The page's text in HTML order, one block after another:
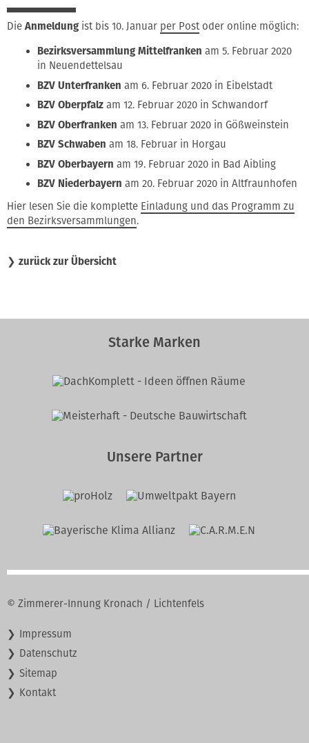
Die Anmeldung ist bis 10. Januar per Postoder online möglich:
Bezirksversammlung Mittelfranken am 5. Februar 2020
in Neuendettelsau
BZV Unterfranken am 6. Februar 2020 in Eibelstadt
BZV Oberpfalz am 12. Februar 2020 in Schwandorf
BZV Oberfranken am 13. Februar 2020 in Gößweinstein
BZV Schwaben am 18. Februar in Horgau
BZV Oberbayern am 19. Februar 2020 in Bad Aibling
BZV Niederbayern am 20. Februar 2020 in Altfraunhofen
Hier lesen Sie die komplette Einladung und das Programm zu
den Bezirksversammlungen.
❯ zurück zur Übersicht
Starke Marken
Unsere Partner
© Zimmerer-Innung Kronach / Lichtenfels
Navigation
überspringen
Impressum
Datenschutz
Sitemap
Kontakt